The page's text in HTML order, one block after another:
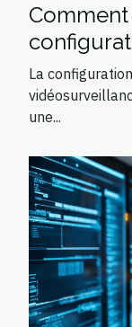
La
une...